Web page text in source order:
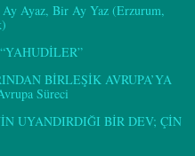
Ayaz, Bir Ay Yaz (Erzurum,
BİRLEŞİK AVRUPA’YA
Süreci
UYANDIRDIĞI BİR DEV; ÇİN